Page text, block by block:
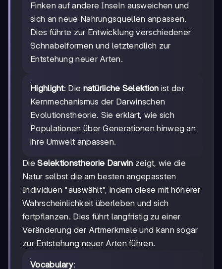
Finken auf andere Inseln ausweichen und
sich an neue Nahrungsquellen anpassen.
Dies führte zur Entwicklung verschiedener
Schnabelformen und letztendlich zur
Entstehung neuer Arten.
Highlight: Die natürliche Selektion ist der
Kernmechanismus der Darwinschen
Evolutionstheorie. Sie erklärt, wie sich
Populationen über Generationen hinweg an
ihre Umwelt anpassen.
DieSelektionstheorie Darwin zeigt, wie die
Natur selbst die am besten angepassten
Individuen "auswählt", indem diese mit höherer
Wahrscheinlichkeit überleben und sich
fortpflanzen. Dies führt langfristig zu einer
Veränderung der Artmerkmale und kann sogar
zur Entstehung neuer Arten führen.
Vocabulary: